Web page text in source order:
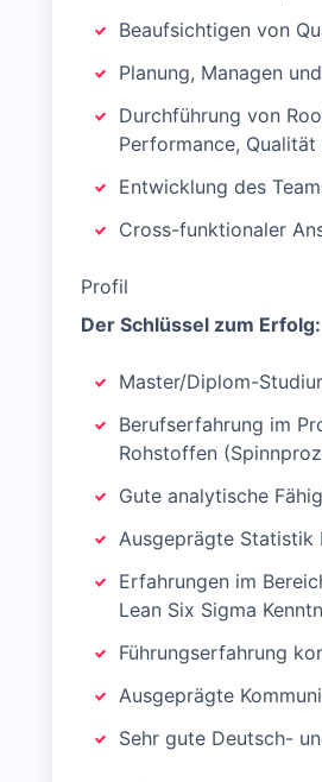
Beaufsichtigen von
Planung, Managen
Durchführung von
Performance,
Entwicklung des
Cross-funktionaler
Profil
Der Schlüssel zum Erfolg:
Master/Diplom-
Berufserfahrung im
Rohstoffen
Gute analytische
Ausgeprägte Statistik
Erfahrungen im
Lean Six Sigma
Führungserfahrung
Ausgeprägte
Sehr gute Deutsch-